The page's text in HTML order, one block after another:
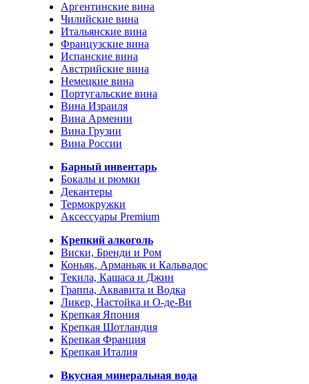
Аргентинские вина
Чилийские вина
Итальянские вина
Французские вина
Испанские вина
Австрийские вина
Немецкие вина
Португальские вина
Вина Израиля
Вина Армении
Вина Грузии
Вина России
Барный инвентарь
Бокалы и рюмки
Декантеры
Термокружки
Аксессуары Premium
Крепкий алкоголь
Виски, Бренди и Ром
Коньяк, Арманьяк и Кальвадос
Текила, Кашаса и Джин
Граппа, Аквавита и Водка
Ликер, Настойка и О-де-Ви
Крепкая Япония
Крепкая Шотландия
Крепкая Франция
Крепкая Италия
Вкусная минеральная вода